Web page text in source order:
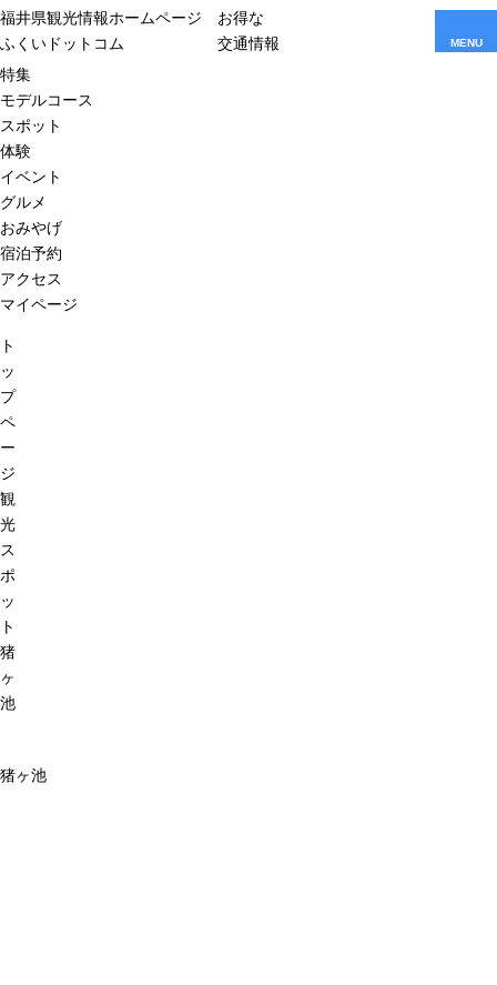
福井県観光情報ホームページ
ふくいドットコム
お得な
交通情報
MENU
特集
モデルコース
スポット
体験
イベント
グルメ
おみやげ
宿泊予約
アクセス
マイページ
ト
ッ
プ
ペ
ー
ジ
観
光
ス
ポ
ッ
ト
猪
ヶ
池
猪ヶ池